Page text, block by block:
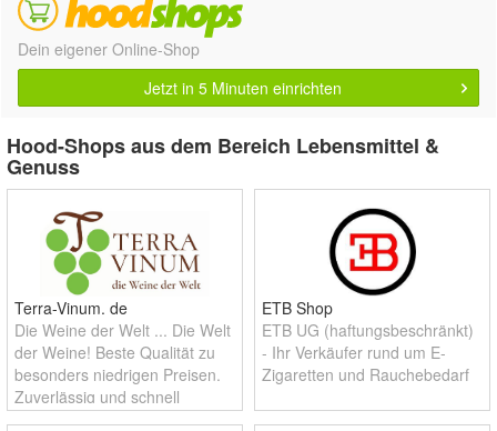
Dein eigener Online-Shop
Jetzt in 5 Minuten einrichten
Hood-Shops aus dem Bereich Lebensmittel &
Genuss
Terra-Vinum. de
Die Weine der Welt ... Die Welt
der Weine! Beste Qualität zu
besonders niedrigen Preisen.
Zuverlässig und schnell
geliefert... Was Ihnen
ETB Shop
ETB UG (haftungsbeschränkt)
- Ihr Verkäufer rund um E-
Zigaretten und Rauchebedarf